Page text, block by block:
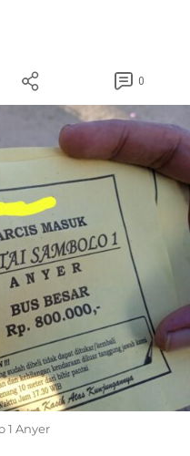
0
1 Anyer